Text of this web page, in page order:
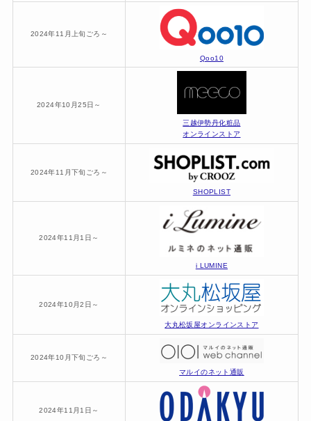
2024年11月上旬ごろ～
Qoo10
2024年10月25日～
三越伊勢丹化粧品
オンラインストア
2024年11月下旬ごろ～
SHOPLIST
2024年11月1日～
i LUMINE
2024年10月2日～
大丸松坂屋オンラインストア
2024年10月下旬ごろ～
マルイのネット通販
2024年11月1日～